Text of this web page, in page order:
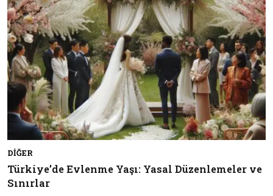
DIĞER
Türkiye’de Evlenme Yaşı: Yasal Düzenlemeler ve
Sınırlar